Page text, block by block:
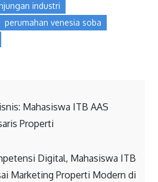
industri
perumahan venesia soba
Mahasiswa ITB AAS
Properti
Digital, Mahasiswa ITB
Marketing Properti Modern di